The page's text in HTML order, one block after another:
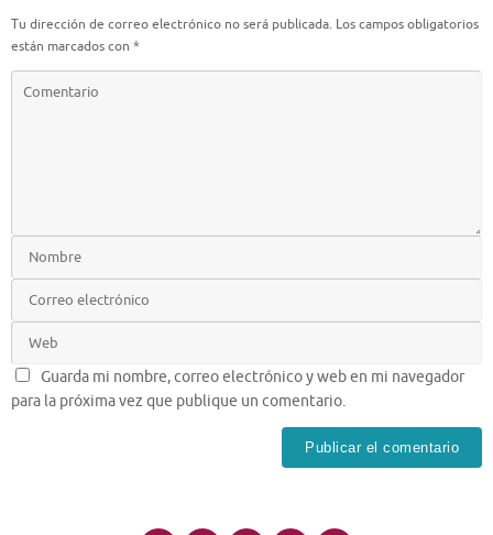
Tu dirección de correo electrónico no será publicada. Los campos obligatorios
están marcados con *
Guarda mi nombre, correo electrónico y web en mi navegador
para la próxima vez que publique un comentario.